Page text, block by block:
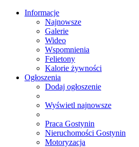
Informacje
Najnowsze
Galerie
Wideo
Wspomnienia
Felietony
Kalorie żywności
Ogłoszenia
Dodaj ogłoszenie
Wyświetl najnowsze
Praca Gostynin
Nieruchomości Gostynin
Motoryzacja